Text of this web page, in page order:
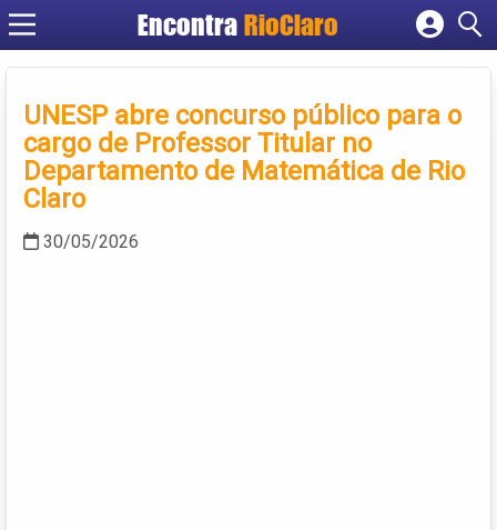
Encontra RioClaro
Cadastrar empresa
Criar conta
UNESP abre concurso público para o
cargo de Professor Titular no
Departamento de Matemática de Rio
Claro
30/05/2026